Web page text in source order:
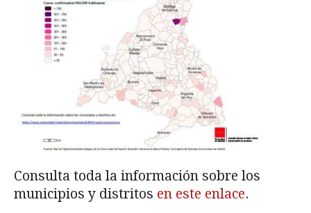
Consulta toda la información sobre los
municipios y distritos en este enlace.